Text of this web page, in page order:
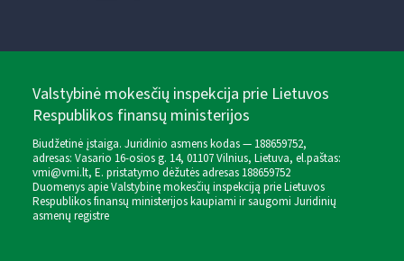
Valstybinė mokesčių inspekcija prie Lietuvos
Respublikos finansų ministerijos
Biudžetinė įstaiga. Juridinio asmens kodas — 188659752,
adresas: Vasario 16-osios g. 14, 01107 Vilnius, Lietuva, el.paštas:
vmi@vmi.lt, E. pristatymo dėžutės adresas 188659752
Duomenys apie Valstybinę mokesčių inspekciją prie Lietuvos
Respublikos finansų ministerijos kaupiami ir saugomi Juridinių
asmenų registre